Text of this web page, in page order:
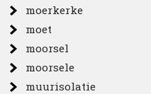
moerkerke
moet
moorsel
moorsele
muurisolatie